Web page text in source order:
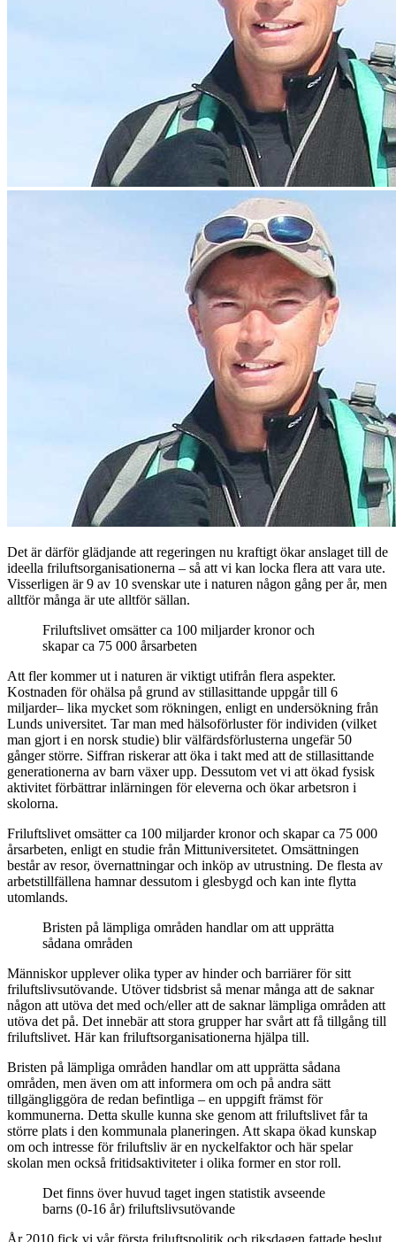
Det är därför glädjande att regeringen nu kraftigt ökar anslaget till de
ideella friluftsorganisationerna – så att vi kan locka flera att vara ute.
Visserligen är 9 av 10 svenskar ute i naturen någon gång per år, men
alltför många är ute alltför sällan.
Friluftslivet omsätter ca 100 miljarder kronor och
skapar ca 75 000 årsarbeten
Att fler kommer ut i naturen är viktigt utifrån flera aspekter.
Kostnaden för ohälsa på grund av stillasittande uppgår till 6
miljarder– lika mycket som rökningen, enligt en undersökning från
Lunds universitet. Tar man med hälsoförluster för individen (vilket
man gjort i en norsk studie) blir välfärdsförlusterna ungefär 50
gånger större. Siffran riskerar att öka i takt med att de stillasittande
generationerna av barn växer upp. Dessutom vet vi att ökad fysisk
aktivitet förbättrar inlärningen för eleverna och ökar arbetsron i
skolorna.
Friluftslivet omsätter ca 100 miljarder kronor och skapar ca 75 000
årsarbeten, enligt en studie från Mittuniversitetet. Omsättningen
består av resor, övernattningar och inköp av utrustning. De flesta av
arbetstillfällena hamnar dessutom i glesbygd och kan inte flytta
utomlands.
Bristen på lämpliga områden handlar om att upprätta
sådana områden
Människor upplever olika typer av hinder och barriärer för sitt
friluftslivsutövande. Utöver tidsbrist så menar många att de saknar
någon att utöva det med och/eller att de saknar lämpliga områden att
utöva det på. Det innebär att stora grupper har svårt att få tillgång till
friluftslivet. Här kan friluftsorganisationerna hjälpa till.
Bristen på lämpliga områden handlar om att upprätta sådana
områden, men även om att informera om och på andra sätt
tillgängliggöra de redan befintliga – en uppgift främst för
kommunerna. Detta skulle kunna ske genom att friluftslivet får ta
större plats i den kommunala planeringen. Att skapa ökad kunskap
om och intresse för friluftsliv är en nyckelfaktor och här spelar
skolan men också fritidsaktiviteter i olika former en stor roll.
Det finns över huvud taget ingen statistik avseende
barns (0-16 år) friluftslivsutövande
År 2010 fick vi vår första friluftspolitik och riksdagen fattade beslut